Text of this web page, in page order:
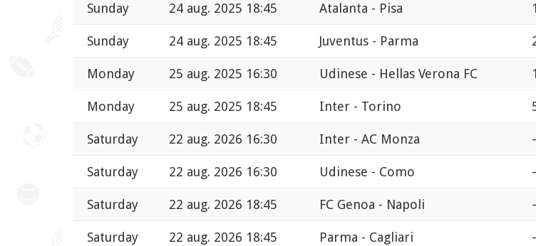
Sunday 24 aug. 2025 18:45 Atalanta - Pisa
Sunday 24 aug. 2025 18:45 Juventus - Parma
Monday 25 aug. 2025 16:30 Udinese - Hellas Verona FC
Monday 25 aug. 2025 18:45 Inter - Torino
Saturday 22 aug. 2026 16:30 Inter - AC Monza
Saturday 22 aug. 2026 16:30 Udinese - Como
Saturday 22 aug. 2026 18:45 FC Genoa - Napoli
Saturday 22 aug. 2026 18:45 Parma - Cagliari